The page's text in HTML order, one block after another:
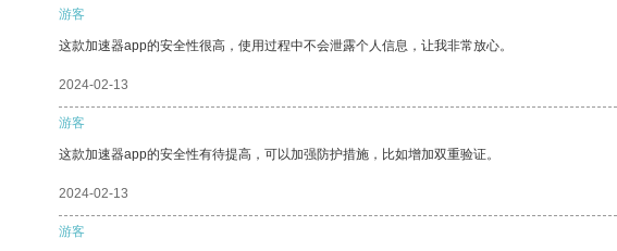
游客
这款加速器app的安全性很高，使用过程中不会泄露个人信息，让我非常放心。
2024-02-13
游客
这款加速器app的安全性有待提高，可以加强防护措施，比如增加双重验证。
2024-02-13
游客